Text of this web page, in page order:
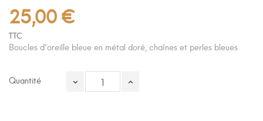
25,00 €
TTC
Boucles d'oreille bleue en métal doré, chaînes et perles bleues
Quantité